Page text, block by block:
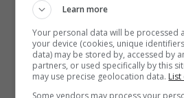
La cantate Noemi (Instagram)
Ormai anche il pubblico,
Learn more
Your personal data will be processed
your device (cookies, unique
data) may be stored by, accessed by
partners, or used specifically by this
may use precise geolocation data.
Some vendors may process your